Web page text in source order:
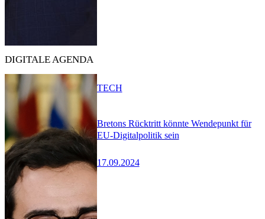
DIGITALE AGENDA
Bretons Rücktritt könnte Wendepunkt für
EU-Digitalpolitik sein
17.09.2024
TECH